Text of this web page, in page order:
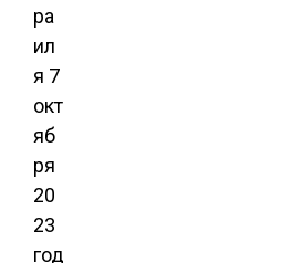
ра
ил
я 7
окт
яб
ря
20
23
год